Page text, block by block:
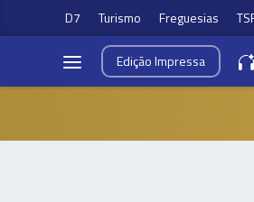
D7 Turismo Freguesias
EdiçãoImpressa